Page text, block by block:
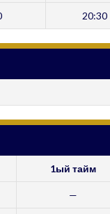
20:30
1ый тайм
—